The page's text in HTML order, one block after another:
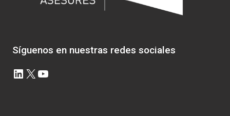
Síguenos en nuestras redes sociales
LinkedIn
X YouTube